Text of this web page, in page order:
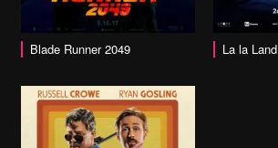
Blade Runner 2049
vai alla scheda La la Land